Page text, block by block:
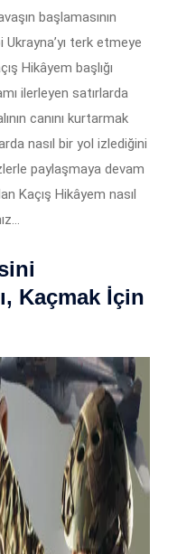
başlamasının
Ukrayna’yı terk etmeye
Hikâyem başlığı
ilerleyen satırlarda
canını kurtarmak
nasıl bir yol izlediğini
paylaşmaya devam
Kaçış Hikâyem nasıl
Kaçmak İçin